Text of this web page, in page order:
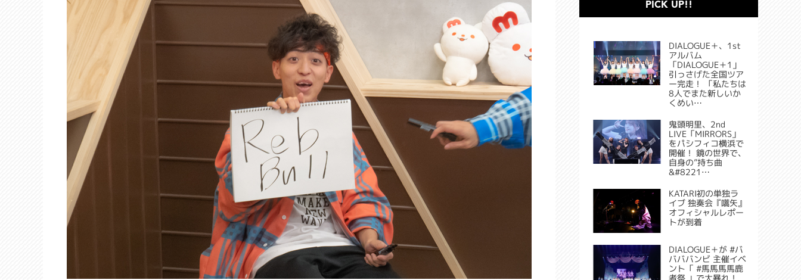
PICK UP!!
DIALOGUE＋、1st
アルバム
「DIALOGUE＋1」
引っさげた全国ツア
ー完走！ 「私たちは
8人でまた新しいか
くめい…
鬼頭明里、2nd
LIVE「MIRRORS」
をパシフィコ横浜で
開催！ 鏡の世界で、
自身の”持ち曲
&#8221…
KATARI初の単独ラ
イブ 独奏会『嚆矢』
オフィシャルレポー
トが到着
DIALOGUE＋が #バ
バババンビ 主催イベ
ント「 #馬馬馬馬鹿